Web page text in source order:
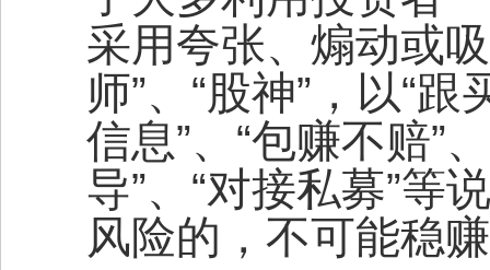
采用夸张、煽动或
师”、“股神”，以“
信息”、“包赚不赔”
导”、“对接私募”等
风险的，不可能稳